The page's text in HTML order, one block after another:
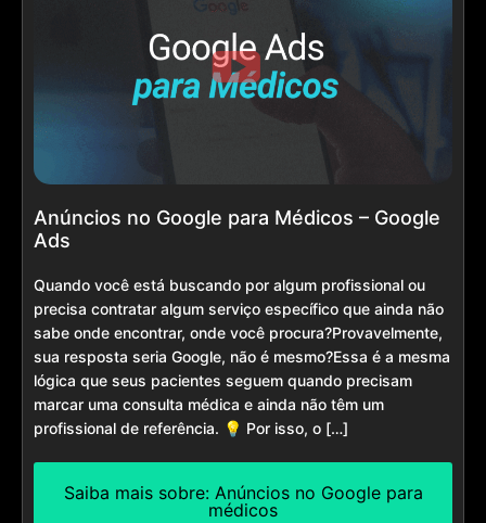
Anúncios no Google para Médicos – Google
Ads
Quando você está buscando por algum profissional ou
precisa contratar algum serviço específico que ainda não
sabe onde encontrar, onde você procura?Provavelmente,
sua resposta seria Google, não é mesmo?Essa é a mesma
lógica que seus pacientes seguem quando precisam
marcar uma consulta médica e ainda não têm um
profissional de referência. 💡 Por isso, o […]
Saiba mais sobre: Anúncios no Google para
médicos